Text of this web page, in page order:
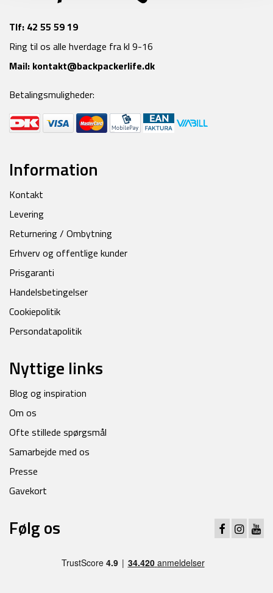
Tlf: 42 55 59 19
Ring til os alle hverdage fra kl 9-16
Mail: kontakt@backpackerlife.dk
Betalingsmuligheder:
Information
Kontakt
Levering
Returnering / Ombytning
Erhverv og offentlige kunder
Prisgaranti
Handelsbetingelser
Cookiepolitik
Persondatapolitik
Nyttige links
Blog og inspiration
Om os
Ofte stillede spørgsmål
Samarbejde med os
Presse
Gavekort
Følg os